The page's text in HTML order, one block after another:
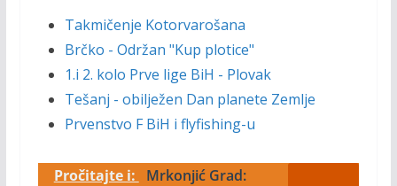
Takmičenje Kotorvarošana
Brčko - Održan "Kup plotice"
1.i 2. kolo Prve lige BiH - Plovak
Tešanj - obilježen Dan planete Zemlje
Prvenstvo F BiH i flyfishing-u
Pročitajte i:
Mrkonjić Grad: